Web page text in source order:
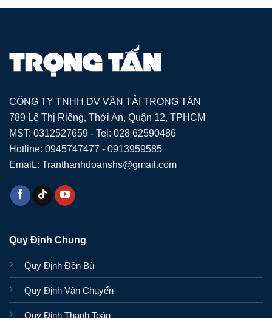
CÔNG TY TNHH DV VẬN TẢI TRỌNG TẤN
789 Lê Thị Riêng, Thới An, Quận 12, TPHCM
MST: 0312527659 - Tel: 028 62590486
Hotline: 0945747477 - 0913959585
EmaiL: Tranthanhdoanshs@gmail.com
Quy Định Chung
Quy Định Đền Bù
Quy Định Vận Chuyển
Quy Định Thanh Toán